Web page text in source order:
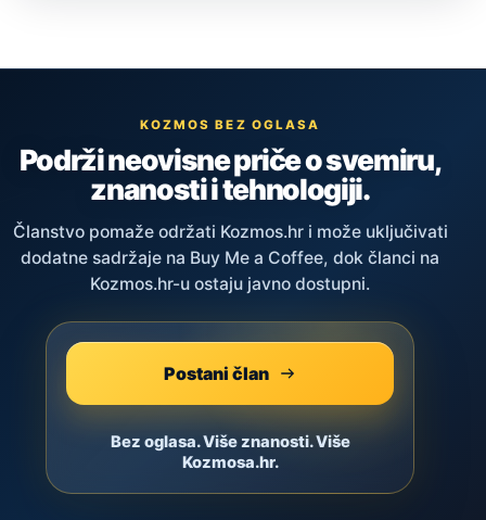
KOZMOS BEZ OGLASA
Podrži neovisne priče o svemiru,
znanosti i tehnologiji.
Članstvo pomaže održati Kozmos.hr i može uključivati
dodatne sadržaje na Buy Me a Coffee, dok članci na
Kozmos.hr-u ostaju javno dostupni.
Postani član
Bez oglasa. Više znanosti. Više
Kozmosa.hr.